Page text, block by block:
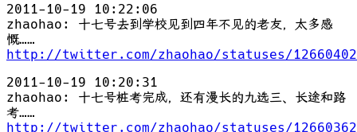
2011-10-19 10:22:06
zhaohao: 十七号去到学校见到四年不见的老友，太多感
慨……
http://twitter.com/zhaohao/statuses/
2011-10-19 10:20:31
zhaohao: 十七号桩考完成，还有漫长的九选三、长途和路
考……
http://twitter.com/zhaohao/statuses/